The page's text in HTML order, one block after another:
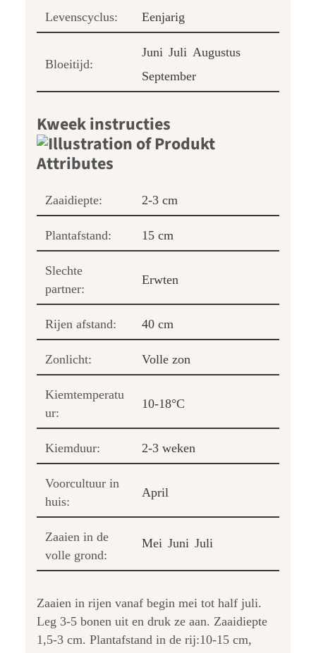
Levenscyclus: Eenjarig
Bloeitijd:
Juni Juli Augustus
September
Kweek instructies
Zaaidiepte: 2-3 cm
Plantafstand: 15 cm
Slechte
partner:
Erwten
Rijen afstand: 40 cm
Zonlicht: Volle zon
Kiemtemperatu
ur:
10-18°C
Kiemduur: 2-3 weken
Voorcultuur in
huis:
April
Zaaien in de
volle grond:
Mei Juni Juli
Zaaien in rijen vanaf begin mei tot half juli.
Leg 3-5 bonen uit en druk ze aan. Zaaidiepte
1,5-3 cm. Plantafstand in de rij:10-15 cm,